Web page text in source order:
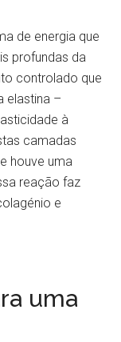
de energia que
profundas da
controlado que
elastina –
à
camadas
houve uma
reação faz
e
uma